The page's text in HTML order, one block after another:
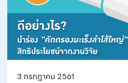
3 กรกฎาคม 2561